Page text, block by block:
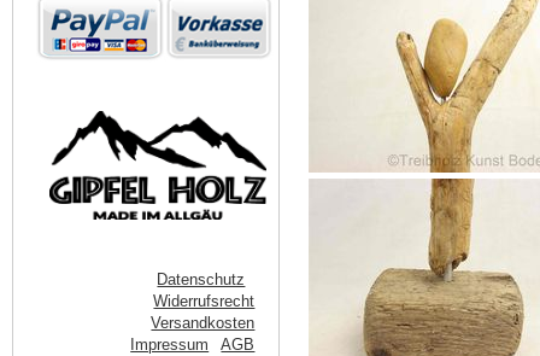
Datenschutz
Widerrufsrecht
Versandkosten
Impressum
AGB